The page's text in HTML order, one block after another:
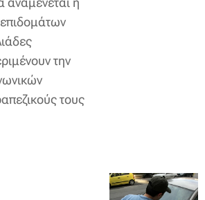
την
τους